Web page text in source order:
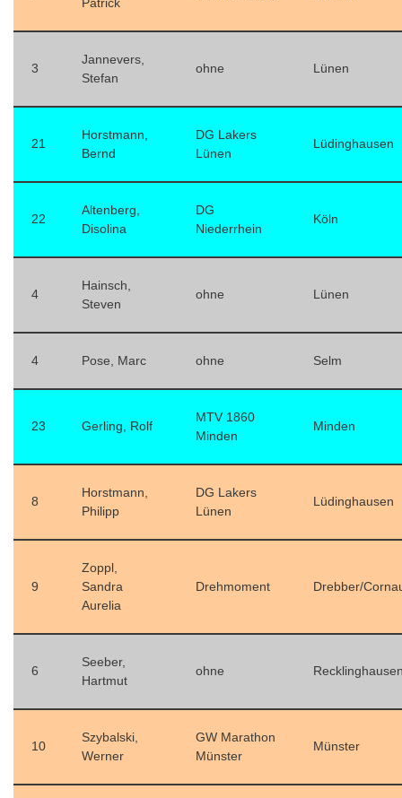
Patrick
3
Jannevers,
Stefan
ohne Lünen
21
Horstmann,
Bernd
DG Lakers
Lünen
Lüdinghausen
22
Altenberg,
Disolina
DG
Niederrhein
Köln
4
Hainsch,
Steven
ohne Lünen
4 Pose, Marc ohne Selm
23 Gerling, Rolf
MTV 1860
Minden
Minden
8
Horstmann,
Philipp
DG Lakers
Lünen
Lüdinghausen
9
Zoppl,
Sandra
Aurelia
Drehmoment Drebber/
6
Seeber,
Hartmut
ohne
10
Szybalski,
Werner
GW Marathon
Münster
Münster